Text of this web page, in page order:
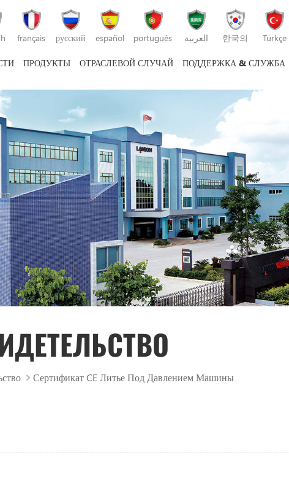
français русский español português العربية 한국의 Türkçe
ПРОДУКТЫ ОТРАСЛЕВОЙ СЛУЧАЙ ПОДДЕРЖКА & СЛУЖБА
Сертификат CE Литье Под Давлением Машины